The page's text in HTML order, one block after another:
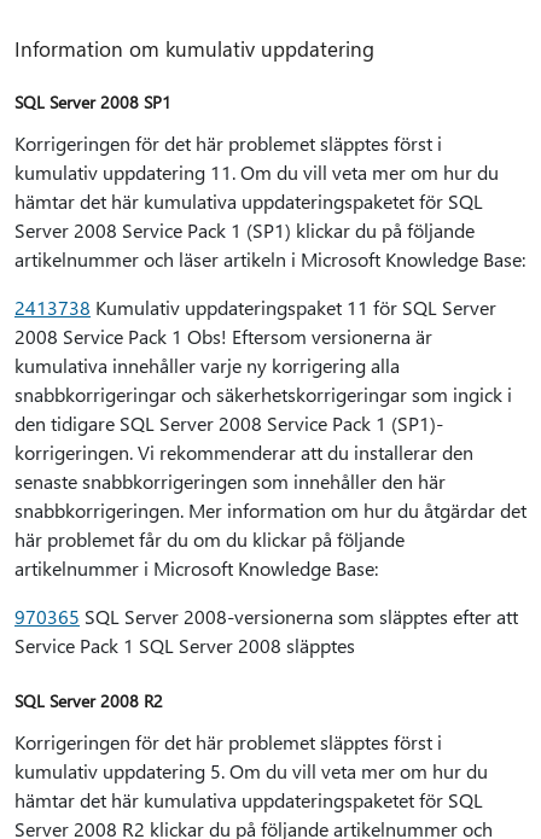
Information om kumulativ uppdatering
SQL Server 2008 SP1
Korrigeringen för det här problemet släpptes först i
kumulativ uppdatering 11. Om du vill veta mer om hur du
hämtar det här kumulativa uppdateringspaketet för SQL
Server 2008 Service Pack 1 (SP1) klickar du på följande
artikelnummer och läser artikeln i Microsoft Knowledge Base:
2413738 Kumulativ uppdateringspaket 11 för SQL Server
2008 Service Pack 1 Obs! Eftersom versionerna är
kumulativa innehåller varje ny korrigering alla
snabbkorrigeringar och säkerhetskorrigeringar som ingick i
den tidigare SQL Server 2008 Service Pack 1 (SP1)-
korrigeringen. Vi rekommenderar att du installerar den
senaste snabbkorrigeringen som innehåller den här
snabbkorrigeringen. Mer information om hur du åtgärdar det
här problemet får du om du klickar på följande
artikelnummer i Microsoft Knowledge Base:
970365 SQL Server 2008-versionerna som släpptes efter att
Service Pack 1 SQL Server 2008 släpptes
SQL Server 2008 R2
Korrigeringen för det här problemet släpptes först i
kumulativ uppdatering 5. Om du vill veta mer om hur du
hämtar det här kumulativa uppdateringspaketet för SQL
Server 2008 R2 klickar du på följande artikelnummer och